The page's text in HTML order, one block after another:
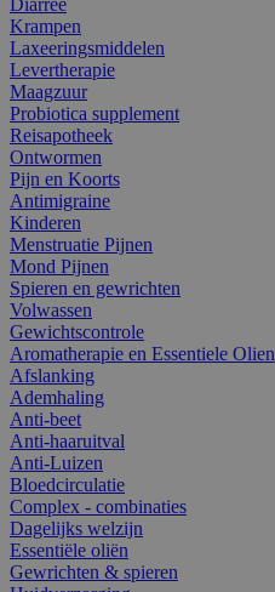
Krampen
Laxeeringsmiddelen
Levertherapie
Maagzuur
Probiotica supplement
Reisapotheek
Ontwormen
Pijn en Koorts
Antimigraine
Kinderen
Menstruatie Pijnen
Mond Pijnen
Spieren en gewrichten
Volwassen
Gewichtscontrole
Aromatherapie en Essentiele Olien
Afslanking
Ademhaling
Anti-beet
Anti-haaruitval
Anti-Luizen
Bloedcirculatie
Complex - combinaties
Dagelijks welzijn
Essentiële oliën
Gewrichten & spieren